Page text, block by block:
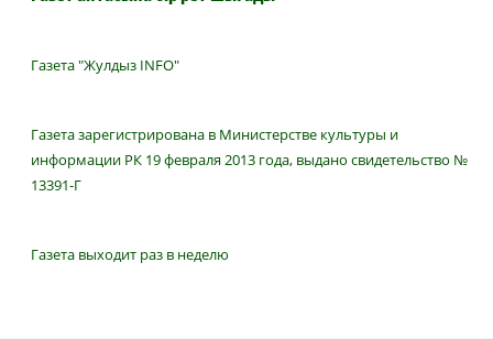
Газета "Жулдыз INFO"
Газета зарегистрирована в Министерстве культуры и
информации РК 19 февраля 2013 года, выдано свидетельство №
13391-Г
Газета выходит раз в неделю